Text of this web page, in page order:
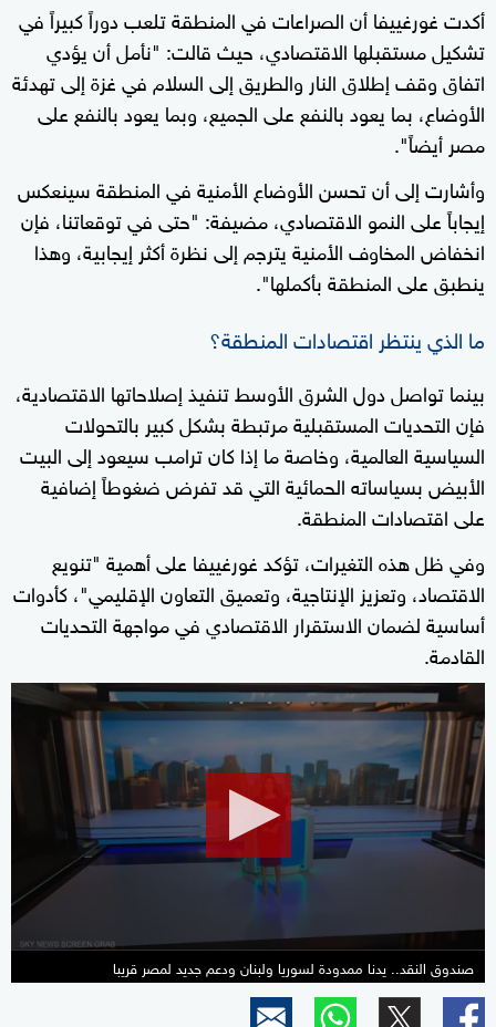
أكدت غورغييفا أن الصراعات في المنطقة تلعب دوراً كبيراً في
تشكيل مستقبلها الاقتصادي، حيث قالت: "نأمل أن يؤدي
اتفاق وقف إطلاق النار والطريق إلى السلام في غزة إلى تهدئة
الأوضاع، بما يعود بالنفع على الجميع، وبما يعود بالنفع على
مصر أيضاً".
وأشارت إلى أن تحسن الأوضاع الأمنية في المنطقة سينعكس
إيجاباً على النمو الاقتصادي، مضيفة: "حتى في توقعاتنا، فإن
انخفاض المخاوف الأمنية يترجم إلى نظرة أكثر إيجابية، وهذا
ينطبق على المنطقة بأكملها".
ما الذي ينتظر اقتصادات المنطقة؟
بينما تواصل دول الشرق الأوسط تنفيذ إصلاحاتها الاقتصادية،
فإن التحديات المستقبلية مرتبطة بشكل كبير بالتحولات
السياسية العالمية، وخاصة ما إذا كان ترامب سيعود إلى البيت
الأبيض بسياساته الحمائية التي قد تفرض ضغوطاً إضافية
على اقتصادات المنطقة.
وفي ظل هذه التغيرات، تؤكد غورغييفا على أهمية "تنويع
الاقتصاد، وتعزيز الإنتاجية، وتعميق التعاون الإقليمي"، كأدوات
أساسية لضمان الاستقرار الاقتصادي في مواجهة التحديات
القادمة.
0
seconds
minutes,
seconds
صندوق النقد.. يدنا ممدودة لسوريا ولبنان ودعم جديد لمصر قريبا